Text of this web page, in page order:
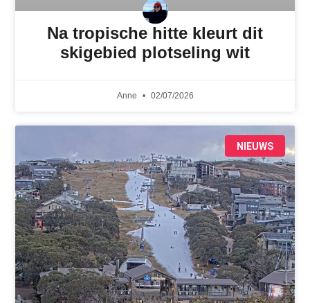
Na tropische hitte kleurt dit
skigebied plotseling wit
Anne 02/07/2026
NIEUWS